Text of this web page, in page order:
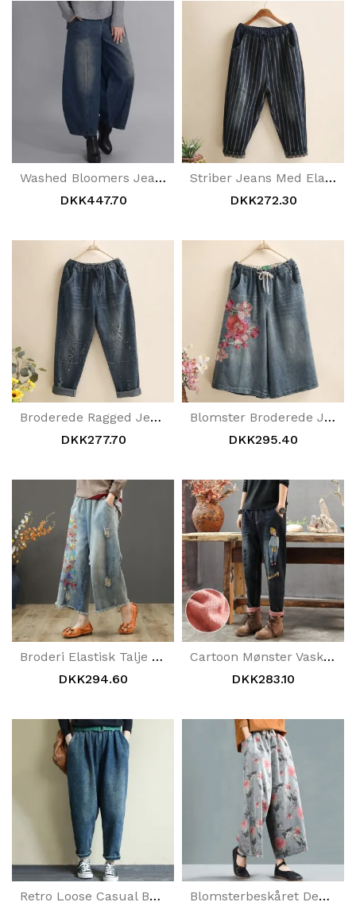
Washed Bloomers Jeans
DKK447.70
Striber Jeans Med Elastik I Taljen
DKK272.30
Broderede Ragged Jeans
DKK277.70
Blomster Broderede Jeans Med Brede Ben
DKK295.40
Broderi Elastisk Talje Ragged Jeans
DKK294.60
Cartoon Mønster Vaskede Jeans
DKK283.10
Retro Loose Casual Bæltevaskede Velvet Jeans Blomsterbeskåret Denimbukser Med Brede Ben